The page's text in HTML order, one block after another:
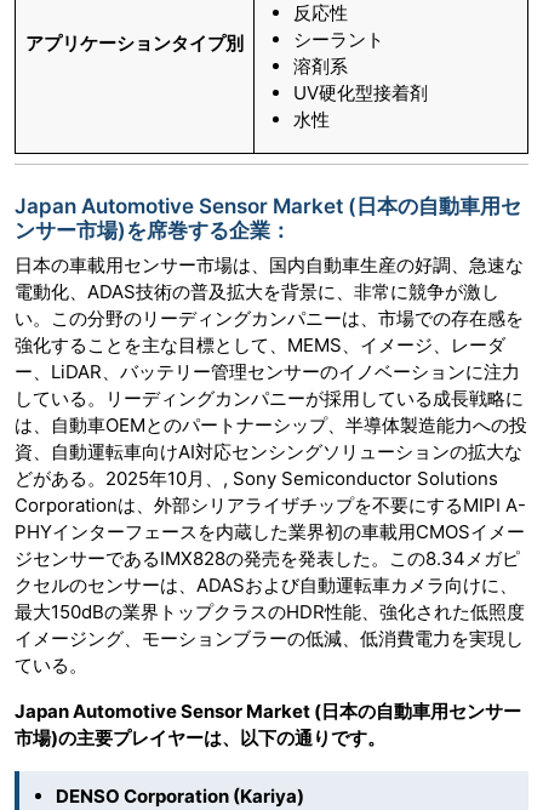
アプリケーションタイプ別
反応性
シーラント
溶剤系
UV硬化型接着剤
水性
Japan Automotive Sensor Market (日本の自動車用セ
ンサー市場)を席巻する企業：
日本の車載用センサー市場は、国内自動車生産の好調、急速な
電動化、ADAS技術の普及拡大を背景に、非常に競争が激し
い。この分野のリーディングカンパニーは、市場での存在感を
強化することを主な目標として、MEMS、イメージ、レーダ
ー、LiDAR、バッテリー管理センサーのイノベーションに注力
している。リーディングカンパニーが採用している成長戦略に
は、自動車OEMとのパートナーシップ、半導体製造能力への投
資、自動運転車向けAI対応センシングソリューションの拡大な
どがある。2025年10月、, Sony Semiconductor Solutions
Corporationは、外部シリアライザチップを不要にするMIPI A-
PHYインターフェースを内蔵した業界初の車載用CMOSイメー
ジセンサーであるIMX828の発売を発表した。この8.34メガピ
クセルのセンサーは、ADASおよび自動運転車カメラ向けに、
最大150dBの業界トップクラスのHDR性能、強化された低照度
イメージング、モーションブラーの低減、低消費電力を実現し
ている。
Japan Automotive Sensor Market (日本の自動車用センサー
市場)の主要プレイヤーは、以下の通りです。
DENSO Corporation (Kariya)